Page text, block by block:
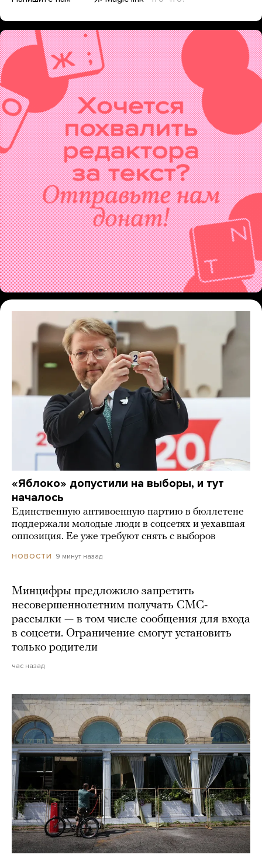
«Яблоко» допустили на выборы, и тут
началось
Единственную антивоенную партию в бюллетене
поддержали молодые люди в соцсетях и уехавшая
оппозиция. Ее уже требуют снять с выборов
НОВОСТИ 9 минут назад
Минцифры предложило запретить
несовершеннолетним получать СМС-
рассылки — в том числе сообщения для входа
в соцсети. Ограничение смогут установить
только родители
час назад